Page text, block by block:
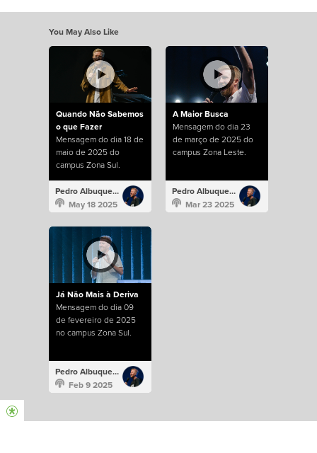
You May Also Like
Quando Não Sabemos
o que Fazer
Mensagem do dia 18 de
maio de 2025 do
campus Zona Sul.
Pedro Albuquerque
May 18 2025
A Maior Busca
Mensagem do dia 23
de março de 2025 do
campus Zona Leste.
Pedro Albuquerque
Mar 23 2025
Já Não Mais à Deriva
Mensagem do dia 09
de fevereiro de 2025
no campus Zona Sul.
Pedro Albuquerque
Feb 9 2025